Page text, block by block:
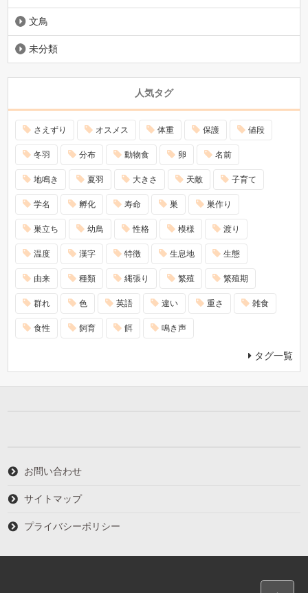
文鳥
未分類
人気タグ
さえずり オスメス 体重 保護 値段
冬羽 分布 動物食 卵 名前
地鳴き 夏羽 大きさ 天敵 子育て
学名 孵化 寿命 巣 巣作り
巣立ち 幼鳥 性格 模様 渡り
温度 漢字 特徴 生息地 生態
由来 種類 縄張り 繁殖 繁殖期
群れ 色 英語 違い 重さ 雑食
食性 飼育 餌 鳴き声
タグ一覧
お問い合わせ
サイトマップ
プライバシーポリシー